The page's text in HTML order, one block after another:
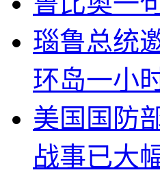
瑙鲁总统
环岛一小
美国国防
战事已大